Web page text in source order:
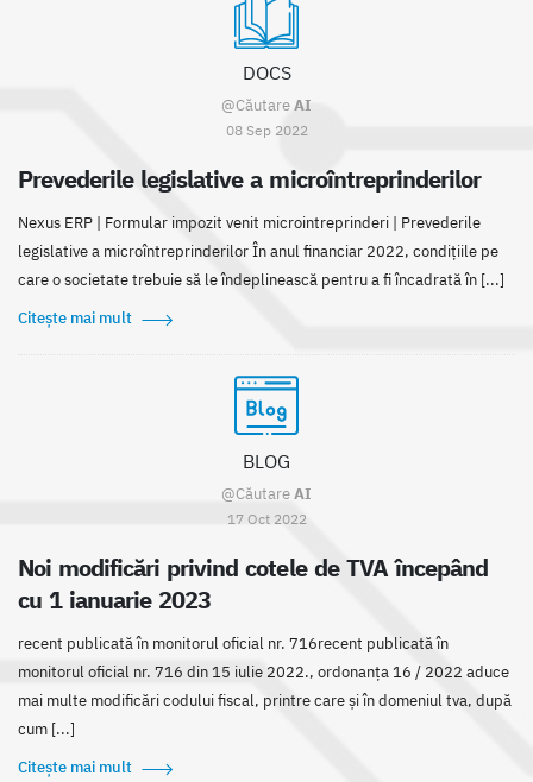
DOCS
@CăutareAI
08 Sep 2022
Prevederile legislative a microîntreprinderilor
Nexus ERP | Formular impozit venit microintreprinderi | Prevederile
legislative a microîntreprinderilor În anul financiar 2022, condițiile pe
care o societate trebuie să le îndeplinească pentru a fi încadrată în [...]
Citește mai mult
BLOG
@CăutareAI
17 Oct 2022
Noi modificări privind cotele de TVA începând
cu 1 ianuarie 2023
recent publicată în monitorul oficial nr. 716recent publicată în
monitorul oficial nr. 716 din 15 iulie 2022., ordonanța 16 / 2022 aduce
mai multe modificări codului fiscal, printre care și în domeniul tva, după
cum [...]
Citește mai mult